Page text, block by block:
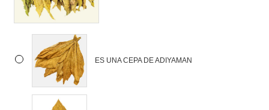
ES UNA CEPA DE ADIYAMAN